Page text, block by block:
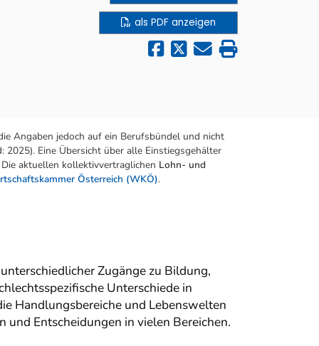
als PDF anzeigen
Angaben jedoch auf ein Berufsbündel und nicht
Eine Übersicht über alle Einstiegsgehälter
aktuellen kollektivvertraglichen Lohn- und
Österreich (WKÖ).
Zugänge zu Bildung,
Unterschiede in
Handlungsbereiche und Lebenswelten
und Entscheidungen in vielen Bereichen.